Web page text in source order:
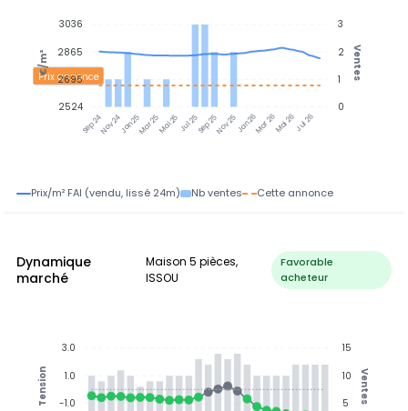
Sep 24Nov 24Jan 25Mar 25Mai 25Jul 25Sep 25Nov 25Jan 26Mar 26Mai 26Jul 26
Prix annonce
3
2
1
0
Ventes
3036
2865
2695
2524
€/m²
Prix/m² FAI (vendu, lissé 24m) Nb ventes Cette annonce
Dynamique
marché
Maison 5 pièces,
ISSOU
Favorable
acheteur
15
10
5 Ventes
3.0
1.0
-1.0
Tension